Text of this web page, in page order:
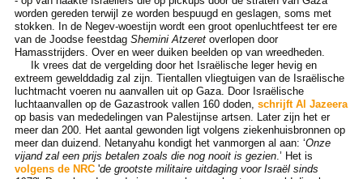
worden gereden terwijl ze worden bespuugd en geslagen, soms met
stokken. In de Negev-woestijn wordt een groot openluchtfeest ter ere
van de Joodse feestdag Shemini Atzeretoverlopen door
Hamasstrijders. Over en weer duiken beelden op van wreedheden.
Ik vrees dat de vergelding door het Israëlische leger hevig en
extreem gewelddadig zal zijn. Tientallen vliegtuigen van de Israëlische
luchtmacht voeren nu aanvallen uit op Gaza. Door Israëlische
luchtaanvallen op de Gazastrook vallen 160 doden, schrijft Al Jazeera
op basis van mededelingen van Palestijnse artsen. Later zijn het er
meer dan 200. Het aantal gewonden ligt volgens ziekenhuisbronnen op
meer dan duizend. Netanyahu kondigt het vanmorgen al aan: ‘Onze
vijand zal een prijs betalen zoals die nog nooit is gezien.’ Het is
volgens de NRC'de grootste militaire uitdaging voor Israël sinds